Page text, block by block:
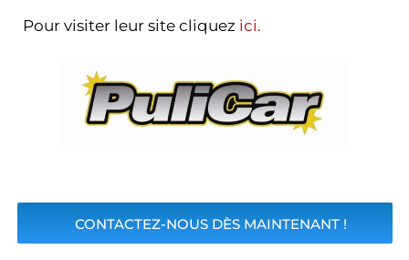
Pour visiter leur site cliquez ici.
CONTACTEZ-NOUS DÈS MAINTENANT !